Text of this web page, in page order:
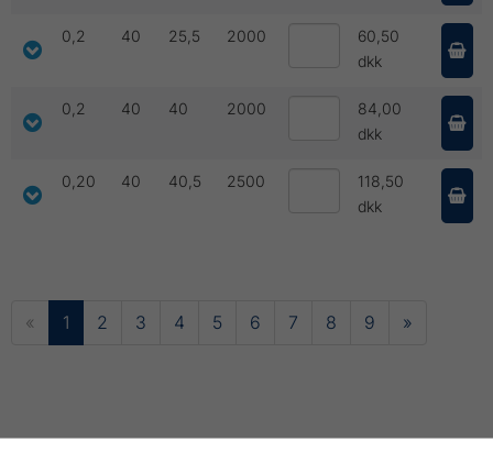
0,2 40 25,5 2000
60,50
dkk
0,2 40 40 2000
84,00
dkk
0,20 40 40,5 2500
118,50
dkk
« 1 2 3 4 5 6 7 8 9 »